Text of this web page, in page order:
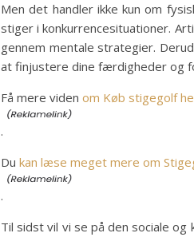
Men det handler ikke kun om
stiger i konkurrencesituationer.
gennem mentale strategier.
at finjustere dine færdigheder og
Få mere viden om Køb stigegolf
.
Du kan læse meget mere om
.
Til sidst vil vi se på den sociale